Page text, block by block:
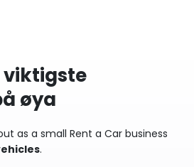
viktigste
øya
as a small Rent a Car business
.